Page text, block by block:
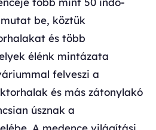
be, köztük
és több
élénk mintázata
felveszi a
és más zátonylakó
úsznak a